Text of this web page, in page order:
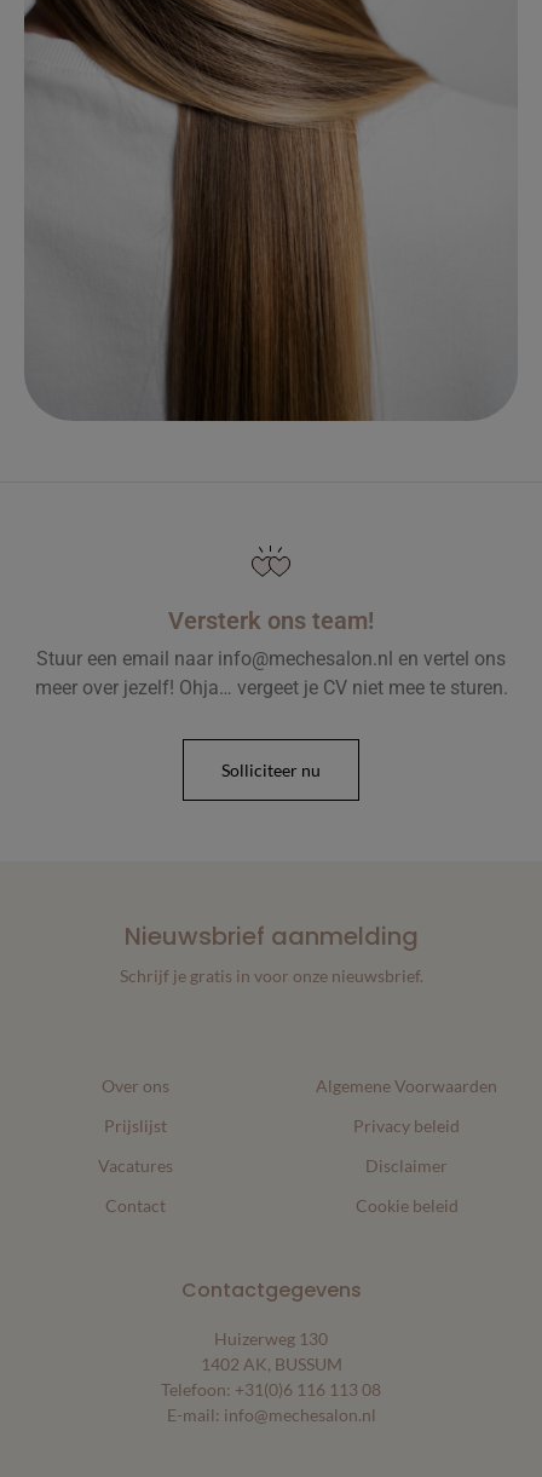
Versterk ons team!
Stuur een email naar info@mechesalon.nl en vertel ons
meer over jezelf! Ohja… vergeet je CV niet mee te sturen.
Solliciteer nu
Contactgegevens
Huizerweg 130
1402 AK, BUSSUM
Telefoon: +31(0)6 116 113 08
E-mail: info@mechesalon.nl
Over ons
Prijslijst
Vacatures
Contact
Algemene Voorwaarden
Privacy beleid
Disclaimer
Cookie beleid
Nieuwsbrief aanmelding
Schrijf je gratis in voor onze nieuwsbrief.